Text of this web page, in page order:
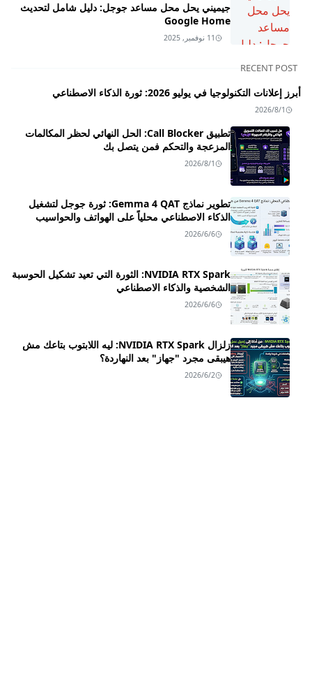
جيميني يحل محل مساعد جوجل: دليل شامل لتحديث
Google Home
11 نوفمبر, 2025
RECENT POST
أبرز إعلانات التكنولوجيا في يوليو 2026: ثورة الذكاء الاصطناعي
2026/8/1
تطبيق Call Blocker: الحل النهائي لحظر المكالمات
المزعجة والتحكم فمن يتصل بك
2026/8/1
تطوير نماذج Gemma 4 QAT: ثورة جوجل لتشغيل
الذكاء الاصطناعي محلياً على الهواتف والحواسيب
2026/6/6
NVIDIA RTX Spark: الثورة التي تعيد تشكيل الحوسبة
الشخصية والذكاء الاصطناعي
2026/6/6
زلزال NVIDIA RTX Spark: ليه اللابتوب بتاعك مش
هيبقى مجرد "جهاز" بعد النهاردة؟
2026/6/2